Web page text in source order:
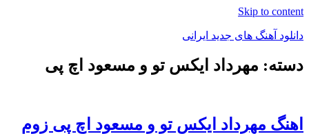
Skip to content
دانلود آهنگ های جدید ایرانی
دانلود
دسته: مهرداد ایکس تو و مسعود اچ پی
اهنگ مهرداد ایکس تو و مسعود اچ پی زوم